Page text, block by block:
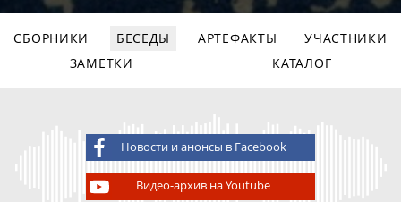
СБОРНИКИ БЕСЕДЫ АРТЕФАКТЫ
УЧАСТНИКИ
ЗАМЕТКИ
КАТАЛОГ
Новости и анонсы в Facebook
Видео-архив на Youtube